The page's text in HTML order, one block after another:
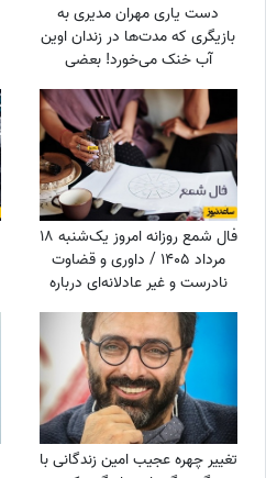
دست یاری مهران مدیری به
بازیگری که مدت‌ها در زندان اوین
آب خنک می‌خورد! بعضی
خوبی‌ها هیچ‌وقت از یاد آدم
نمی‌ره! پهلوانی فقط به زور بازو
نیست که...
فال شمع روزانه امروز یک‌شنبه 18
مرداد 1405 / داوری و قضاوت
نادرست و غیر عادلانه‌ای درباره
شما می‌شود، اما ...
تغییر چهره عجیب امین زندگانی با